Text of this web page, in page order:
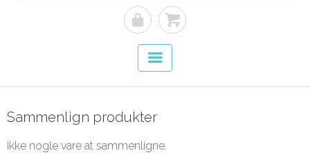
Sammenlign produkter
Ikke nogle vare at sammenligne.